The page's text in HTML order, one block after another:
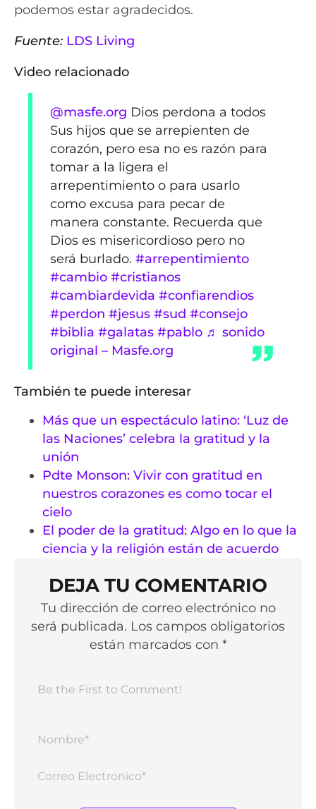
podemos estar agradecidos.
Fuente: LDS Living
Video relacionado
@masfe.org Dios perdona a todos
Sus hijos que se arrepienten de
corazón, pero esa no es razón para
tomar a la ligera el
arrepentimiento o para usarlo
como excusa para pecar de
manera constante. Recuerda que
Dios es misericordioso pero no
será burlado.#arrepentimiento
#cambio #cristianos
#cambiardevida #confiarendios
#perdon #jesus #sud #consejo
#biblia #galatas #pablo ♬ sonido
original – Masfe.org
También te puede interesar
Más que un espectáculo latino: ‘Luz de
las Naciones’ celebra la gratitud y la
unión
Pdte Monson: Vivir con gratitud en
nuestros corazones es como tocar el
cielo
El poder de la gratitud: Algo en lo que la
ciencia y la religión están de acuerdo
DEJA TU COMENTARIO
Tu dirección de correo electrónico no
será publicada. Los campos obligatorios
están marcados con *